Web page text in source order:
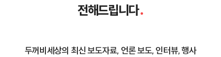
전해드립니다.
두꺼비세상의 최신 보도자료, 언론 보도, 인터뷰, 행사